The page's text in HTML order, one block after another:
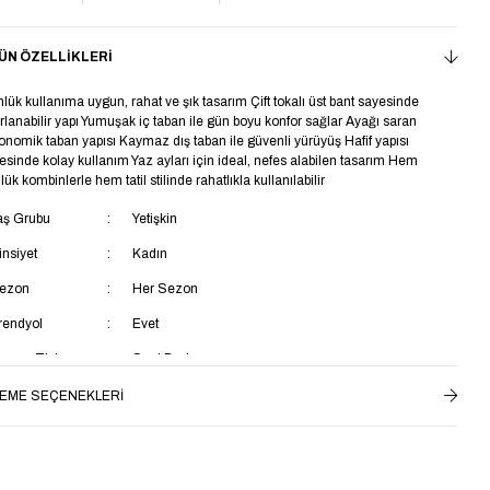
ÖZELLIKLERI
kullanıma uygun, rahat ve şık tasarım Çift tokalı üst bant sayesinde
yapı Yumuşak iç taban ile gün boyu konfor sağlar Ayağı saran
taban yapısı Kaymaz dış taban ile güvenli yürüyüş Hafif yapısı
kolay kullanım Yaz ayları için ideal, nefes alabilen tasarım Hem
kombinlerle hem tatil stilinde rahatlıkla kullanılabilir
Grubu Yetişkin
Kadın
Her Sezon
Evet
Tipi Suni Deri
Tipi
SEÇENEKLERI